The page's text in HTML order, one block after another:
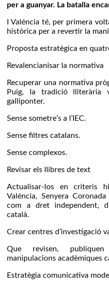
per a guanyar. La batalla
I Valéncia té, per primera
històrica per a revertir la
Proposta estratègica en
Revalencianisar la normativa
Recuperar una normativa
Puig, la tradició lliterària
galliponter.
Sense sometre’s a l’IEC.
Sense filtres catalans.
Sense complexos.
Revisar els llibres de text
Actualisar-los en criteris
Valéncia, Senyera
com a dret independent,
català.
Crear centres d’investigació
Que revisen,
manipulacions acadèmiques
Estratègia comunicativa